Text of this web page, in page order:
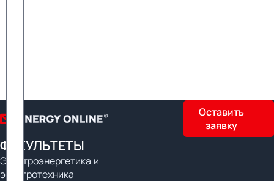
Оставить
заявку
ФАКУЛЬТЕТЫ
Электроэнергетика и
электротехника